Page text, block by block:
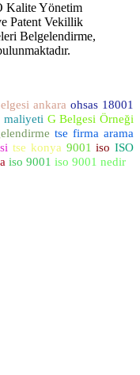
Kalite Yönetim
Patent Vekillik
Belgelendirme,
ankara ohsas 18001
maliyeti G Belgesi Örneği
tse firma arama
tse konya 9001 iso ISO
iso 9001 iso 9001 nedir